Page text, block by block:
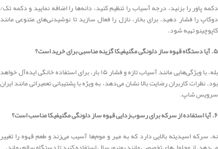
دکمه پاور را بزنید، درجه آسیاب را تنظیم کنید، دانه‌ها را اضافه نمایید و دکمه تک/
دوکاپ را فشار دهید. برای بخار، نازل را فعال سازید تا نوشیدنی‌های متنوعی مانند
کاپوچینو تهیه شود.
۵. آیا دستگاه قهوه ساز دلونگی مگنیفیکا گزینه مناسبی برای خرید است؟
بله، با ویژگی‌هایی مانند آسیاب تازه و فشار ۱۵ بار، برای استفاده خانگی ایده‌آل خواهد
بود. نظرات کاربران رضایت بالا نشان می‌دهد، به ویژه با پشتیبانی تعمیراتی مانند ایران
سرویس شاپ.
۶. آیا استفاده از سرکه برای رسوب‌زدایی قهوه ساز دلونگی مگنیفیکا مناسب است؟
نه، سرکه اسیدیته بالایی دارد که به مهر و موم‌ها آسیب می‌زند و طعم قهوه را تغییر